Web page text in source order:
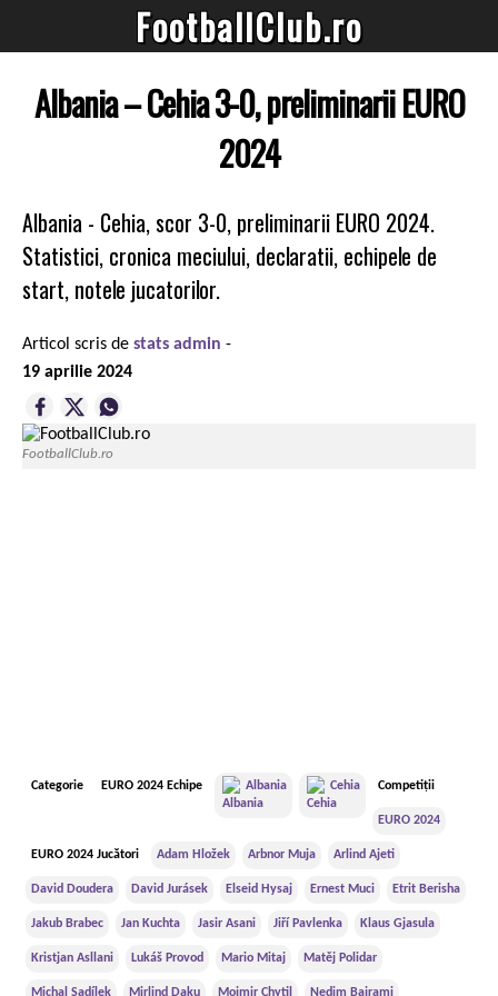
FootballClub.ro
Albania – Cehia 3-0, preliminarii EURO
2024
Albania - Cehia, scor 3-0, preliminarii EURO 2024.
Statistici, cronica meciului, declaratii, echipele de
start, notele jucatorilor.
Articol scris de stats admin -
19 aprilie 2024
FootballClub.ro
Categorie EURO 2024 Echipe Albania Cehia Competiții
EURO 2024
EURO 2024 Jucători Adam Hložek Arbnor Muja Arlind Ajeti
David Doudera David Jurásek Elseid Hysaj Ernest Muci Etrit Berisha
Jakub Brabec Jan Kuchta Jasir Asani Jiří Pavlenka Klaus Gjasula
Kristjan Asllani Lukáš Provod Mario Mitaj Matěj Polidar
Michal Sadílek Mirlind Daku Mojmir Chytil Nedim Bajrami